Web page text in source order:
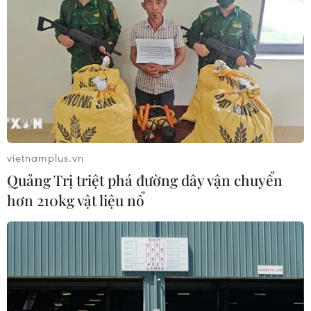
Nhật Bản: Nội các thông qua chính
sách giảm thuế tiêu thụ thực phẩm
xuống 1%
05/08/2026 15:30
Việt Nam-Ấn Độ thúc đẩy hiện thực
hóa Đối tác Chiến lược Toàn diện
Tăng cường
05/08/2026 13:30
Hơn 100 người thiệt mạng trong mùa
vietnamplus.vn
Quảng Trị triệt phá đường dây vận chuyển
hơn 210kg vật liệu nổ